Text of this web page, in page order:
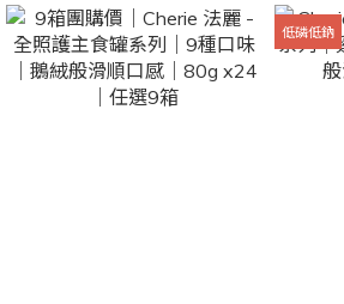
低磷低鈉